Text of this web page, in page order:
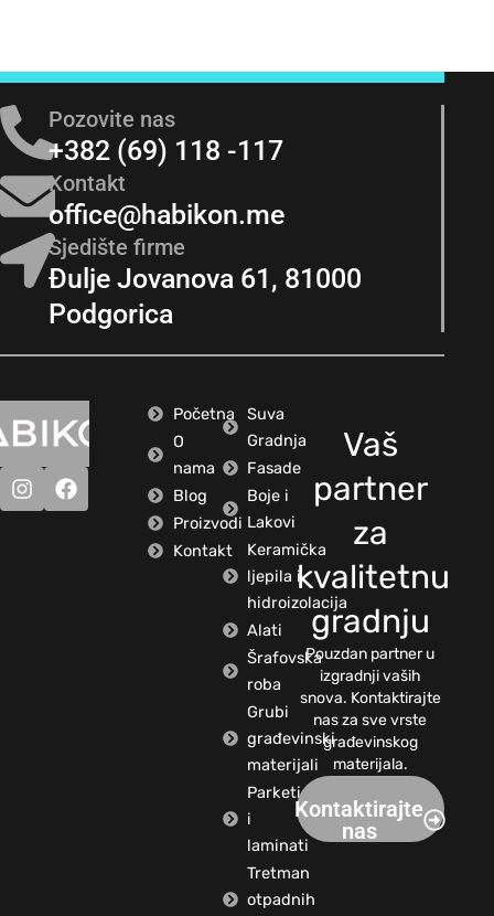
Pozovite nas
+382 (69) 118 -117
Kontakt
office@habikon.me
Sjedište firme
Đulje Jovanova 61, 81000
Podgorica
Početna
O
nama
Blog
Proizvodi
Kontakt
Suva
Gradnja
Fasade
Boje i
Lakovi
Keramička
ljepila i
hidroizolacija
Alati
Šrafovska
roba
Grubi
građevinski
materijali
Parketi
i
laminati
Tretman
otpadnih
Vaš
partner
za
kvalitetnu
gradnju
Pouzdan partner u
izgradnji vaših
snova. Kontaktirajte
nas za sve vrste
građevinskog
materijala.
Kontaktirajte
nas